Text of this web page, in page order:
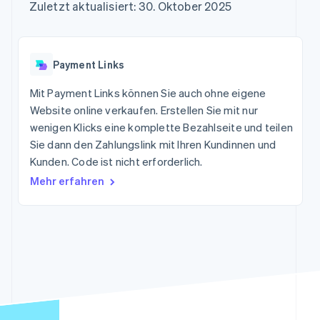
Authorization
Optimierung der
Autorisierungsraten
Link
Beschleunigter
Bezahlvorgang
Financial
Connections
Verbundene
Data Pipeline
Geldmanagement
SaaS
Nach Branche
KI-Unternehmen
Creator Economy
Gaming
Bewirtung, Reisen und
Versicherungen
Marktplatz auf
Abonnementverwaltung
So setzen Sie
Abrechnung um
Stablecoin-gestützte
Karten ausgeben: So
geht´s
Bereitstellung und
Verwaltung von
Diensten mit Agenten
Newsroom
Stripe Press
Kontakt
Sales-Team
kontaktieren
Partner werden
Zuletzt aktualisiert: 30. Oktober 2025
Payment Links
Mit Payment Links können Sie auch ohne eigene
Website online verkaufen. Erstellen Sie mit nur
wenigen Klicks eine komplette Bezahlseite und teilen
Sie dann den Zahlungslink mit Ihren Kundinnen und
Kunden. Code ist nicht erforderlich.
Mehr erfahren